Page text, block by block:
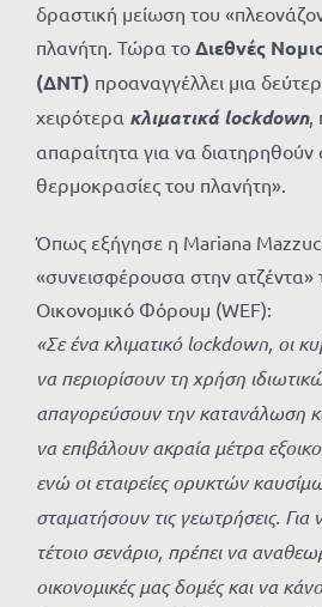
δραστική μείωση του
πλανήτη. Τώρα το Διεθνές
(ΔΝΤ) προαναγγέλλει μια
χειρότερα κλιματικά lockdown,
απαραίτητα για να διατηρηθούν
θερμοκρασίες του πλανήτη».
Όπως εξήγησε η Mariana
«συνεισφέρουσα στην ατζέντα»
Οικονομικό Φόρουμ (WEF):
«Σε ένα κλιματικό lockdown, οι
να περιορίσουν τη χρήση
απαγορεύσουν την κατανάλωση
να επιβάλουν ακραία μέτρα
ενώ οι εταιρείες ορυκτών
σταματήσουν τις γεωτρήσεις.
τέτοιο σενάριο, πρέπει να
οικονομικές μας δομές και να